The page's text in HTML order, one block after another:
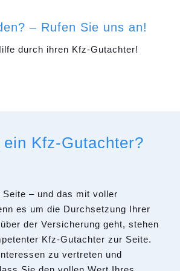
– Rufen Sie uns an!
durch ihren Kfz-Gutachter!
Kfz-Gutachter?
– und das mit voller
es um die Durchsetzung Ihrer
der Versicherung geht, stehen
Kfz-Gutachter zur Seite.
zu vertreten und